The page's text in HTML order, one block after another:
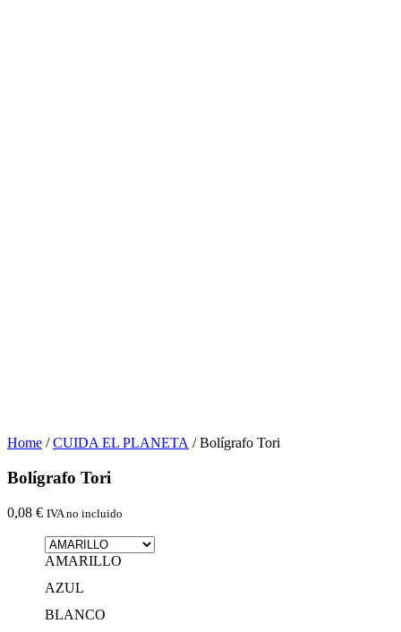
Home /CUIDA EL PLANETA / Bolígrafo Tori
Bolígrafo Tori
0,08 € IVA no incluido
AMARILLO
AZUL
BLANCO